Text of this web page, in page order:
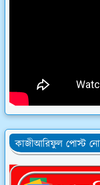
কাজীআরিফুল পোস্ট